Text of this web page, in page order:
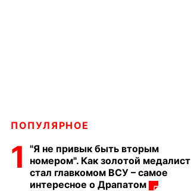
ПОПУЛЯРНОЕ
1
"Я не привык быть вторым
номером". Как золотой медалист
стал главкомом ВСУ – самое
интересное о Драпатом